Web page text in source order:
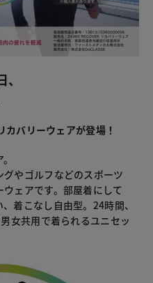
バリーウェアが登場！
やゴルフなどのスポーツ
ェアです。部屋着にして
着こなし自由型。24時間、
女共用で着られるユニセッ